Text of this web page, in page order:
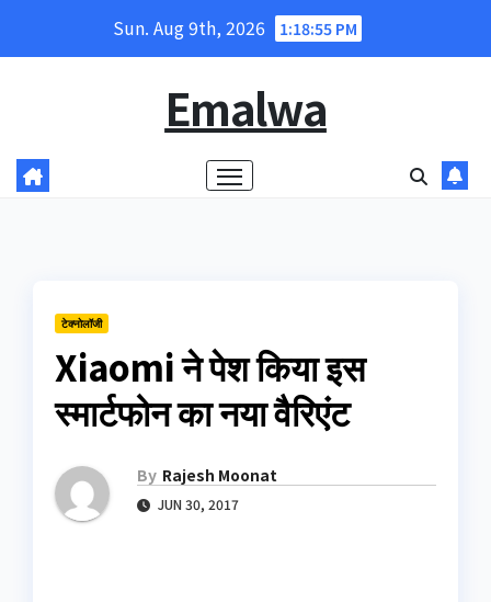
Sun. Aug 9th, 2026 1:18:56 PM
Emalwa
टेक्नोलॉजी
Xiaomi ने पेश किया इस
स्मार्टफोन का नया वैरिएंट
By Rajesh Moonat
JUN 30, 2017